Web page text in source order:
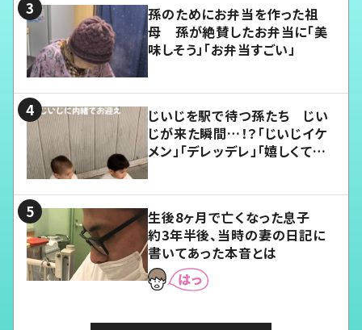
孫のためにお弁当を作った祖
母 孫が絶賛したお弁当に「美
味しそう」「お弁当すごい」
じいじを駅で待つ孫たち じい
じが来た瞬間…！？「じいじイケ
メン」「デレッデレ」「嬉しくて可
生後8ヶ月で亡くなった息子
約3年半後、当時の妻の日記に
書いてあった本音とは